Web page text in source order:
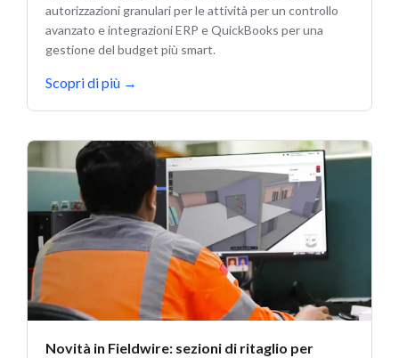
autorizzazioni granulari per le attività per un controllo
avanzato e integrazioni ERP e QuickBooks per una
gestione del budget più smart.
Scopri di più →
Novità in Fieldwire: sezioni di ritaglio per